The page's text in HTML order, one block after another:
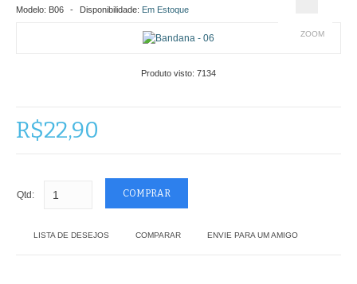
POLÍTICA DE FRETE GRÁTIS
CONTATO
Modelo: B06 Disponibilidade: Em Estoque
ZOOM
Produto visto: 7134
R$22,90
Qtd:
LISTA DE DESEJOS COMPARAR ENVIE PARA UM AMIGO